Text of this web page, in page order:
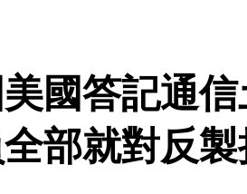
國答記通
部就對反